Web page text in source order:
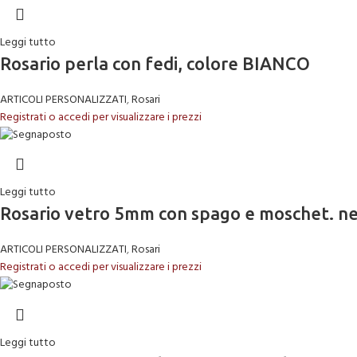
Leggi tutto
Rosario perla con fedi, colore BIANCO
ARTICOLI PERSONALIZZATI,Rosari
Registrati o accedi per visualizzare i prezzi
Leggi tutto
Rosario vetro 5mm con spago e moschet.
ARTICOLI PERSONALIZZATI,Rosari
Registrati o accedi per visualizzare i prezzi
Leggi tutto